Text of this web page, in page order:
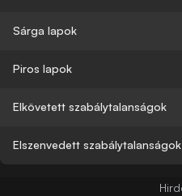
Sárga lapok
Piros lapok
Elkövetett szabálytalanságok
Elszenvedett szabálytalanságok